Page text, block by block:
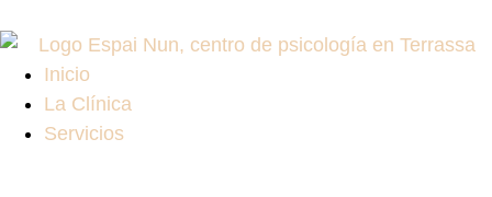
Inicio
La Clínica
Servicios